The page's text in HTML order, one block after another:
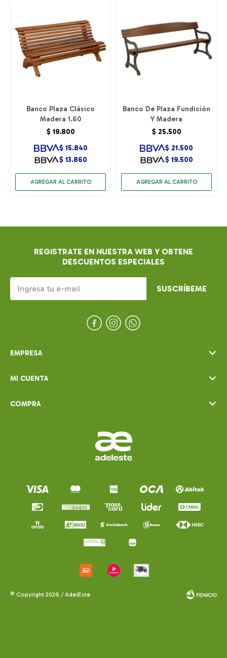
Banco Plaza Clásico
Madera 1.60
$ 19.800
$ 13.860
$ 15.840
Banco De Plaza Fundición
Y Madera
$ 25.500
$ 19.500
$ 21.500
EMPRESA
MI CUENTA
COMPRA
REGISTRATE EN NUESTRA WEB Y OBTENE
DESCUENTOS ESPECIALES
SUSCRÍBEME
  
© Copyright 2026 / AdelEste